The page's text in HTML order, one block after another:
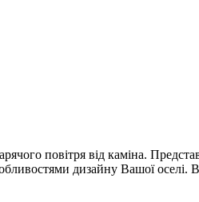
повітря від каміна.
дизайну Вашої оселі.